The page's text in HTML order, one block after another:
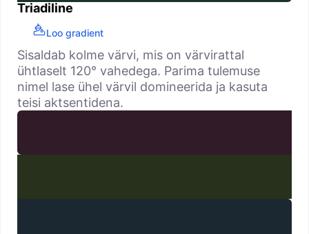
Triadiline
Loo gradient
Sisaldab kolme värvi, mis on värvirattal
ühtlaselt 120° vahedega. Parima tulemuse
nimel lase ühel värvil domineerida ja kasuta
teisi aktsentidena.